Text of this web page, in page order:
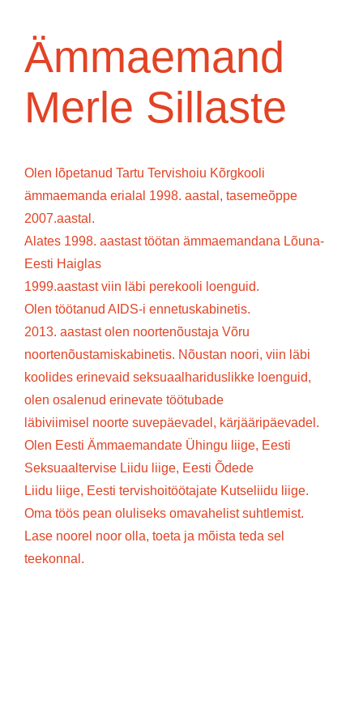
Ämmaemand
Merle Sillaste
Olen lõpetanud Tartu Tervishoiu Kõrgkooli
ämmaemanda erialal 1998. aastal, tasemeõppe
2007.aastal.
Alates 1998. aastast töötan ämmaemandana Lõuna-
Eesti Haiglas
1999.aastast viin läbi perekooli loenguid.
Olen töötanud AIDS-i ennetuskabinetis.
2013. aastast olen noortenõustaja Võru
noortenõustamiskabinetis. Nõustan noori, viin läbi
koolides erinevaid seksuaalhariduslikke loenguid,
olen osalenud erinevate töötubade
läbiviimisel noorte suvepäevadel, kärjääripäevadel.
Olen Eesti Ämmaemandate Ühingu liige, Eesti
Seksuaaltervise Liidu liige, Eesti Õdede
Liidu liige, Eesti tervishoitöötajate Kutseliidu liige.
Oma töös pean oluliseks omavahelist suhtlemist.
Lase noorel noor olla, toeta ja mõista teda sel
teekonnal.